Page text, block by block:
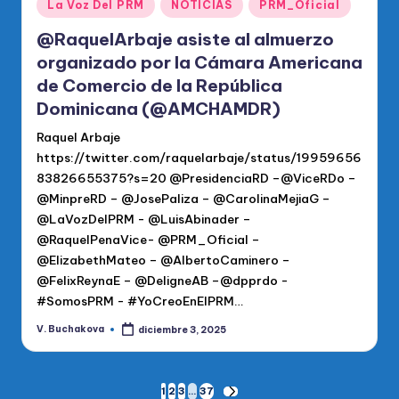
en
La Voz Del PRM NOTICIAS PRM_Oficial
@RaquelArbaje asiste al almuerzo
organizado por la Cámara Americana
de Comercio de la República
Dominicana (@AMCHAMDR)
Raquel Arbaje
https://twitter.com/raquelarbaje/status/19959656
83826655375?s=20 @PresidenciaRD –@ViceRDo –
@MinpreRD – @JosePaliza – @CarolinaMejiaG –
@LaVozDelPRM - @LuisAbinader –
@RaquelPenaVice- @PRM_Oficial –
@ElizabethMateo – @AlbertoCaminero –
@FelixReynaE – @DeligneAB –@dpprdo -
#SomosPRM - #YoCreoEnElPRM…
Publicado
V. Buchakova diciembre 3, 2025
1 2 3 … 37